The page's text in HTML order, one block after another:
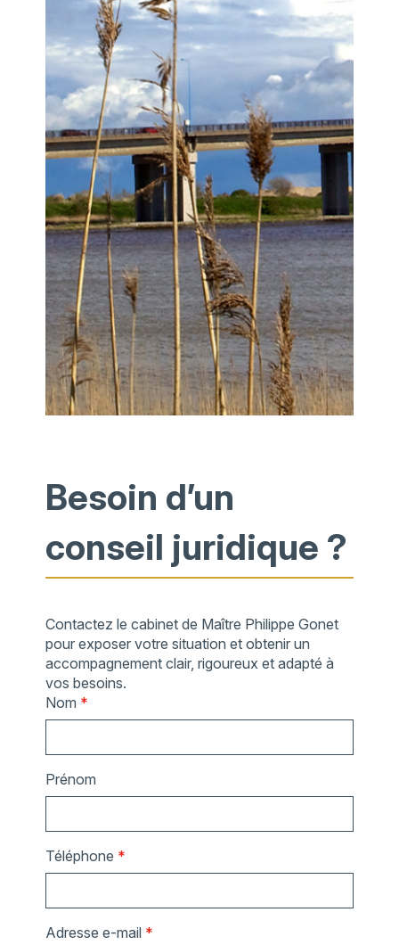
Besoin d’un
conseil juridique ?
Contactez le cabinet de Maître Philippe Gonet
pour exposer votre situation et obtenir un
accompagnement clair, rigoureux et adapté à
vos besoins.
Nom *
Prénom
Téléphone *
Adresse e-mail *